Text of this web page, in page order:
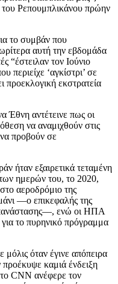
του Ρεπουμπλικάνου πρώην
το συμβάν που
αυτή την εβδομάδα
“έστειλαν τον Ιούνιο
περιείχε ‘αγκίστρι’ σε
προεκλογική εκστρατεία
Έθνη αντέτεινε πως οι
να αναμιχθούν στις
προβούν σε
ήταν εξαιρετικά τεταμένη
των ημερών του, το 2020,
αεροδρόμιο της
—ο επικεφαλής της
ενώ οι ΗΠΑ
το πυρηνικό πρόγραμμα
όταν έγινε απόπειρα
προέκυψε καμιά ένδειξη
CNN ανέφερε τον